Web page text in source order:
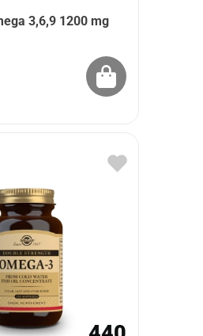
3,6,9 1200 mg